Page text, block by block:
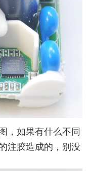
，如果有什么不同
注胶造成的，别没